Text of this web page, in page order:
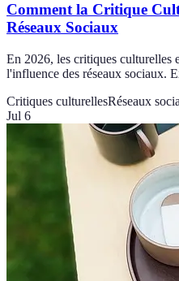
Comment la Critique
Réseaux Sociaux
En 2026, les critiques culturelles
l'influence des réseaux sociaux.
Critiques culturellesRéseaux
Jul 6